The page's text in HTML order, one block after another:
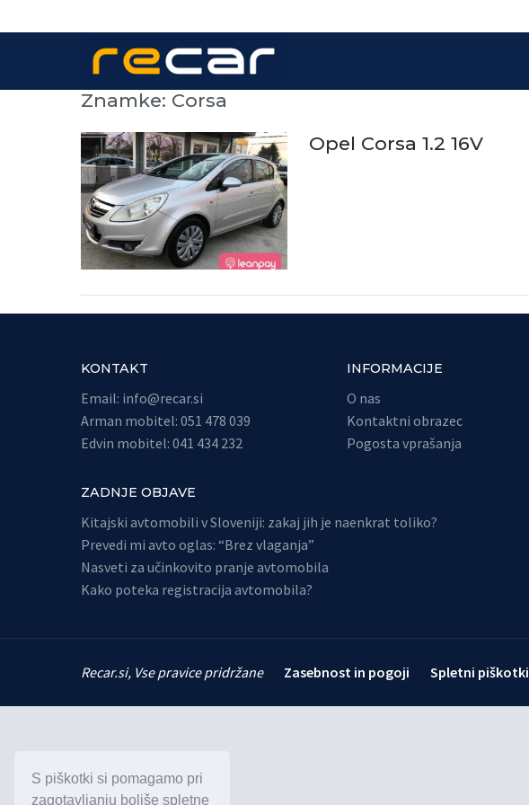
S piškotki si pomagamo pri
zagotavljanju boljše spletne
Znamke: Corsa
Opel Corsa 1.2 16V
KONTAKT
Email: info@recar.si
Arman mobitel: 051 478 039
Edvin mobitel: 041 434 232
INFORMACIJE
O nas
Kontaktni obrazec
Pogosta vprašanja
ZADNJE OBJAVE
Kitajski avtomobili v Sloveniji: zakaj jih je naenkrat toliko?
Prevedi mi avto oglas: “Brez vlaganja”
Nasveti za učinkovito pranje avtomobila
Kako poteka registracija avtomobila?
Recar.si, Vse pravice pridržane Zasebnost in pogoji Spletni piškotki